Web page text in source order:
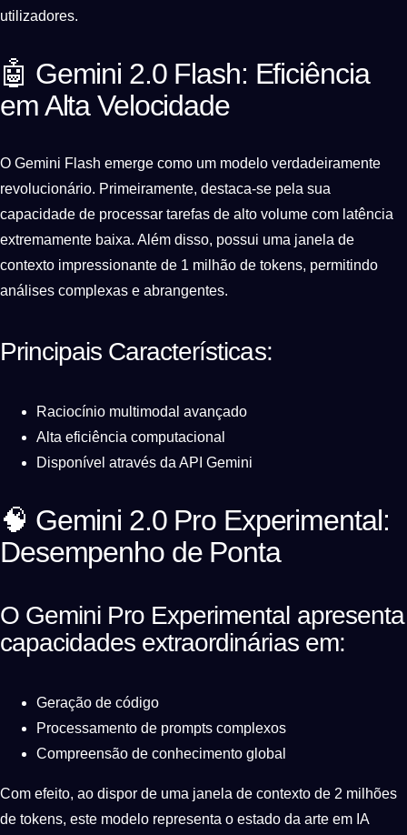
utilizadores.
🤖 Gemini 2.0 Flash: Eficiência
em Alta Velocidade
O Gemini Flash emerge como um modelo verdadeiramente
revolucionário. Primeiramente, destaca-se pela sua
capacidade de processar tarefas de alto volume com latência
extremamente baixa. Além disso, possui uma janela de
contexto impressionante de 1 milhão de tokens, permitindo
análises complexas e abrangentes.
Principais Características:
Raciocínio multimodal avançado
Alta eficiência computacional
Disponível através da API Gemini
🧠 Gemini 2.0 Pro Experimental:
Desempenho de Ponta
O Gemini Pro Experimental apresenta
capacidades extraordinárias em:
Geração de código
Processamento de prompts complexos
Compreensão de conhecimento global
Com efeito, ao dispor de uma janela de contexto de 2 milhões
de tokens, este modelo representa o estado da arte em IA